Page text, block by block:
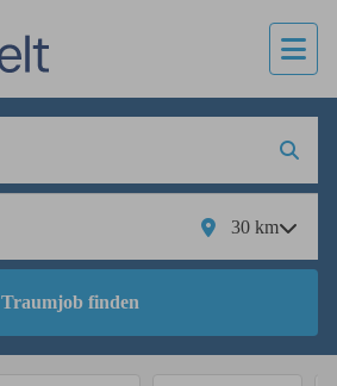
30 km
Traumjob finden